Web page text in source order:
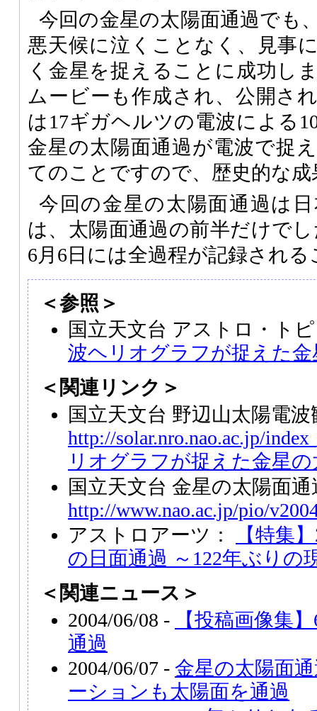
今回の金星の太陽面通過でも
悪天候に泣くことなく、見事
く金星を捉えることに成功し
ムービーも作成され、公開さ
は17ギガヘルツの電波による
金星の太陽面通過が電波で捉
てのことですので、歴史的な
今回の金星の太陽面通過は
は、太陽面通過の前半だけで
6月6日には全過程が記録され
＜参照＞
国立天文台 アストロ・ト
波ヘリオグラフが捉えた
＜関連リンク＞
国立天文台 野辺山太陽電
http://solar.nro.nao.ac.jp/
リオグラフが捉えた金星
国立天文台 金星の太陽面通
http://www.nao.ac.jp/pio/
アストロアーツ：
【特集
の日面通過 ～122年ぶりの
＜関連ニュース＞
2004/06/08 -
【投稿画像集
通過
2004/06/07 - 金星の太陽面
ーションも太陽面を通過